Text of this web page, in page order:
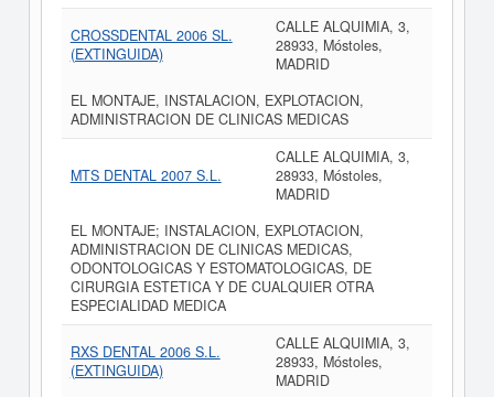
CROSSDENTAL 2006 SL.
(EXTINGUIDA)
CALLE ALQUIMIA, 3,
28933, Móstoles,
MADRID
EL MONTAJE, INSTALACION, EXPLOTACION,
ADMINISTRACION DE CLINICAS MEDICAS
MTS DENTAL 2007 S.L.
CALLE ALQUIMIA, 3,
28933, Móstoles,
MADRID
EL MONTAJE; INSTALACION, EXPLOTACION,
ADMINISTRACION DE CLINICAS MEDICAS,
ODONTOLOGICAS Y ESTOMATOLOGICAS, DE
CIRURGIA ESTETICA Y DE CUALQUIER OTRA
ESPECIALIDAD MEDICA
RXS DENTAL 2006 S.L.
(EXTINGUIDA)
CALLE ALQUIMIA, 3,
28933, Móstoles,
MADRID